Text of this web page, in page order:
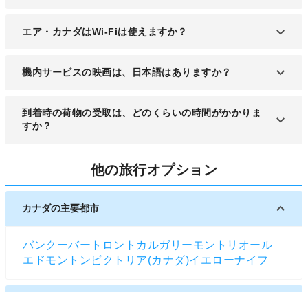
エア・カナダはWi-Fiは使えますか？
便によって使用できるものとできないものがありま
機内サービスの映画は、日本語はありますか？
字幕として日本語をつけられるものがあります。
到着時の荷物の受取は、どのくらいの時間がかかりま
すか？
早ければ数分で、時間が掛かると10分以上掛かりま
すがその時の荷物の積まれ方によるので時間の予測
は難しいです。到着後の予定は、余裕を持った時間
配分にしましょう。
他の旅行オプション
カナダの主要都市
バンクーバー トロント カルガリーモントリオール
エドモントン ビクトリア(カナダ)イエローナイフ